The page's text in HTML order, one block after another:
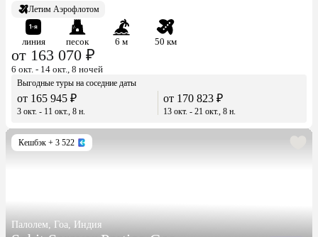
Летим Аэрофлотом
линия песок 6 м 50 км
от 163 070 ₽
6 окт. - 14 окт., 8 ночей
Выгодные туры на соседние даты
от 165 945 ₽
3 окт. - 11 окт., 8 н.
от 170 823 ₽
13 окт. - 21 окт., 8 н.
Кешбэк + 3 522
Палолем, Гоа, Индия